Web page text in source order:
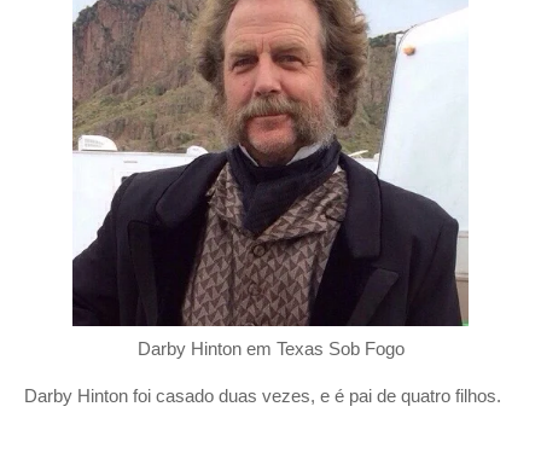
Darby Hinton em Texas Sob Fogo
Darby Hinton foi casado duas vezes, e é pai de quatro filhos.